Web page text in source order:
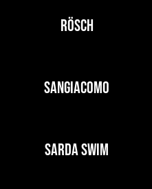
RÖSCH
SANGIACOMO
SARDA SWIM